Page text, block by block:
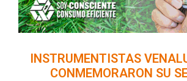
INSTRUMENTISTAS
CONMEMORARON SU